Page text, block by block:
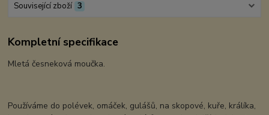
Související zboží 3
Kompletní specifikace
Mletá česneková moučka.
Používáme do polévek, omáček, gulášů, na skopové, kuře, králíka,